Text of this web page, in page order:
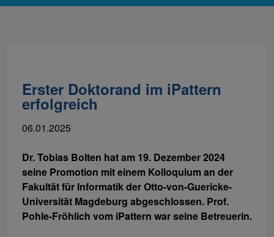
Erster Doktorand im iPattern
erfolgreich
06.01.2025
Dr. Tobias Bolten hat am 19. Dezember 2024
seine Promotion mit einem Kolloquium an der
Fakultät für Informatik der Otto-von-Guericke-
Universität Magdeburg abgeschlossen. Prof.
Pohle-Fröhlich vom iPattern war seine Betreuerin.